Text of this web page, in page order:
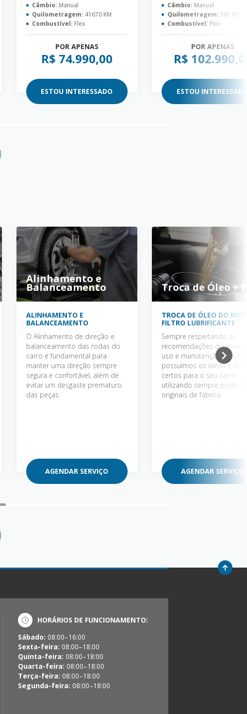
Câmbio: Manual
Quilometragem: 41670 KM
Combustível: Flex
POR APENAS
R$ 74.990,00
ESTOU INTERESSADO
Câmbio: Manual
Quilometragem: 101 KM
Combustível: Flex
POR APENAS
R$
ESTOU
Alinhamento e
Balanceamento
ALINHAMENTO E
BALANCEAMENTO
O Alinhamento de direção e
balanceamento das rodas do
carro é fundamental para
manter uma direção sempre
segura e confortável, além de
evitar um desgaste prematuro
das peças.
AGENDAR SERVIÇO
Troca de Óleo +
TROCA DE ÓLEO DO
FILTRO LUBRIFICANTE
Sempre respeitando as
recomendações do
uso e manutenção do
possuímos os óleos e
certos para o seu carro,
utilizando sempre
originais de fábrica.
AGENDAR SERVIÇO
HORÁRIOS DE FUNCIONAMENTO:
Sábado: 08:00–16:00
Sexta-feira: 08:00–18:00
Quinta-feira: 08:00–18:00
Quarta-feira: 08:00–18:00
Terça-feira: 08:00–18:00
Segunda-feira: 08:00–18:00